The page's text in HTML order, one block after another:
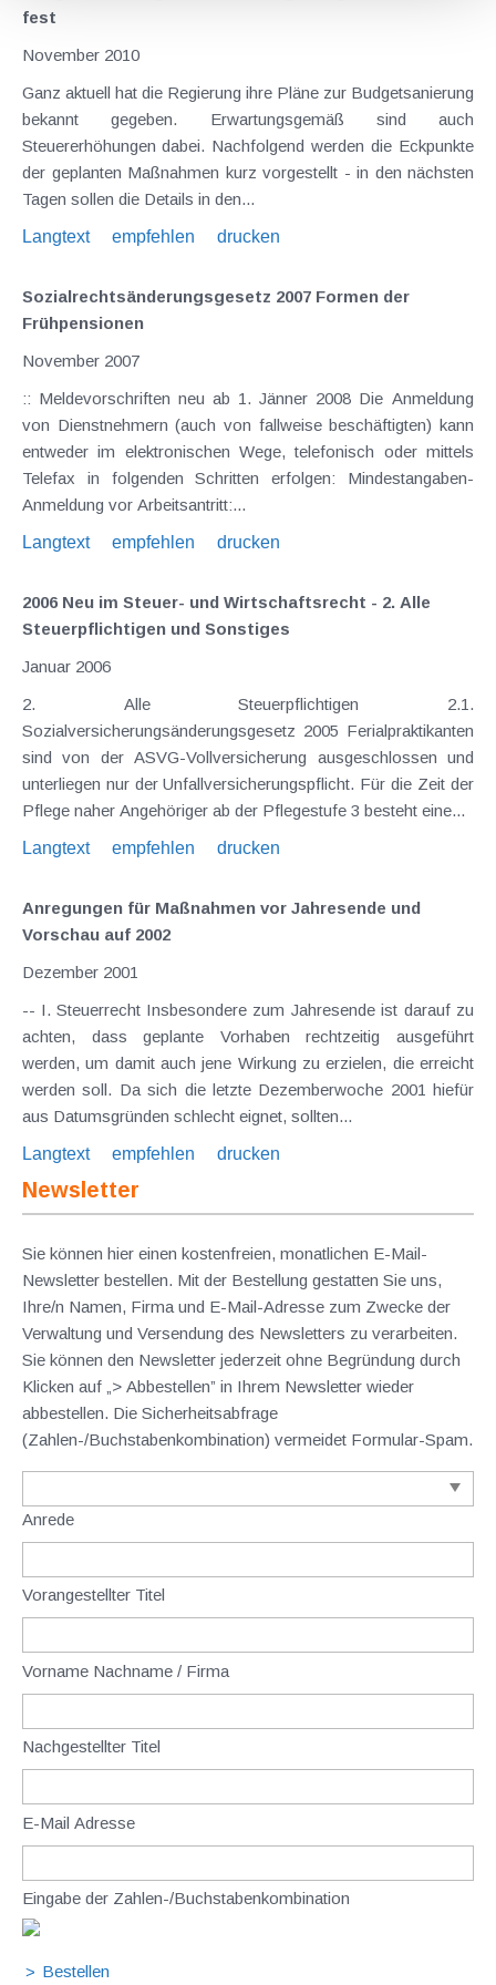
fest
November 2010
Ganz aktuell hat die Regierung ihre Pläne zur Budgetsanierung
bekannt gegeben. Erwartungsgemäß sind auch
Steuererhöhungen dabei. Nachfolgend werden die Eckpunkte
der geplanten Maßnahmen kurz vorgestellt - in den nächsten
Tagen sollen die Details in den...
Langtext
empfehlen drucken
Sozialrechtsänderungsgesetz 2007 Formen der
Frühpensionen
November 2007
:: Meldevorschriften neu ab 1. Jänner 2008 Die Anmeldung
von Dienstnehmern (auch von fallweise beschäftigten) kann
entweder im elektronischen Wege, telefonisch oder mittels
Telefax in folgenden Schritten erfolgen: Mindestangaben-
Anmeldung vor Arbeitsantritt:...
Langtext
empfehlen drucken
2006 Neu im Steuer- und Wirtschaftsrecht - 2. Alle
Steuerpflichtigen und Sonstiges
Januar 2006
2. Alle Steuerpflichtigen 2.1.
Sozialversicherungsänderungsgesetz 2005 Ferialpraktikanten
sind von der ASVG-Vollversicherung ausgeschlossen und
unterliegen nur der Unfallversicherungspflicht. Für die Zeit der
Pflege naher Angehöriger ab der Pflegestufe 3 besteht eine...
Langtext
empfehlen drucken
Anregungen für Maßnahmen vor Jahresende und
Vorschau auf 2002
Dezember 2001
-- I. Steuerrecht Insbesondere zum Jahresende ist darauf zu
achten, dass geplante Vorhaben rechtzeitig ausgeführt
werden, um damit auch jene Wirkung zu erzielen, die erreicht
werden soll. Da sich die letzte Dezemberwoche 2001 hiefür
aus Datumsgründen schlecht eignet, sollten...
Langtext
empfehlen drucken
Newsletter
Sie können hier einen kostenfreien, monatlichen E-Mail-
Newsletter bestellen. Mit der Bestellung gestatten Sie uns,
Ihre/n Namen, Firma und E-Mail-Adresse zum Zwecke der
Verwaltung und Versendung des Newsletters zu verarbeiten.
Sie können den Newsletter jederzeit ohne Begründung durch
Klicken auf „> Abbestellen” in Ihrem Newsletter wieder
abbestellen. Die Sicherheitsabfrage
(Zahlen-/Buchstabenkombination) vermeidet Formular-Spam.
Anrede
Vorangestellter Titel
Vorname Nachname / Firma
Nachgestellter Titel
E-Mail Adresse
Eingabe der Zahlen-/Buchstabenkombination